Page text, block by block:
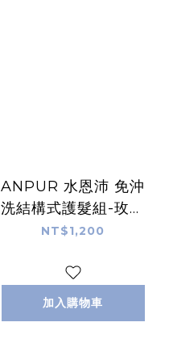
ANPUR 水恩沛 免沖
洗結構式護髮組-玫瑰
香
NT$1,200
加入購物車